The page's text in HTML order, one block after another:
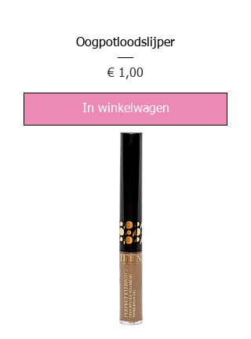
Oogpotloodslijper
Prijs
€ 1,00
In winkelwagen